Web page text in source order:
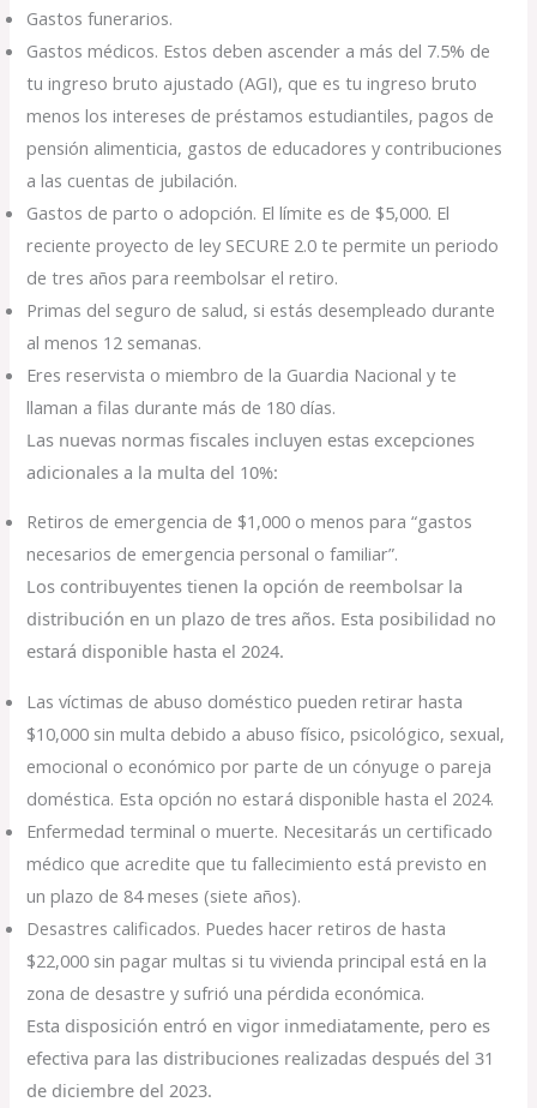
Gastos funerarios.
Gastos médicos. Estos deben ascender a más del 7.5% de
tu ingreso bruto ajustado (AGI), que es tu ingreso bruto
menos los intereses de préstamos estudiantiles, pagos de
pensión alimenticia, gastos de educadores y contribuciones
a las cuentas de jubilación.
Gastos de parto o adopción. El límite es de $5,000. El
reciente proyecto de ley SECURE 2.0 te permite un periodo
de tres años para reembolsar el retiro.
Primas del seguro de salud, si estás desempleado durante
al menos 12 semanas.
Eres reservista o miembro de la Guardia Nacional y te
llaman a filas durante más de 180 días.
Las nuevas normas fiscales incluyen estas excepciones
adicionales a la multa del 10%:
Retiros de emergencia de $1,000 o menos para “gastos
necesarios de emergencia personal o familiar”.
Los contribuyentes tienen la opción de reembolsar la
distribución en un plazo de tres años. Esta posibilidad no
estará disponible hasta el 2024.
Las víctimas de abuso doméstico pueden retirar hasta
$10,000 sin multa debido a abuso físico, psicológico, sexual,
emocional o económico por parte de un cónyuge o pareja
doméstica. Esta opción no estará disponible hasta el 2024.
Enfermedad terminal o muerte. Necesitarás un certificado
médico que acredite que tu fallecimiento está previsto en
un plazo de 84 meses (siete años).
Desastres calificados. Puedes hacer retiros de hasta
$22,000 sin pagar multas si tu vivienda principal está en la
zona de desastre y sufrió una pérdida económica.
Esta disposición entró en vigor inmediatamente, pero es
efectiva para las distribuciones realizadas después del 31
de diciembre del 2023.